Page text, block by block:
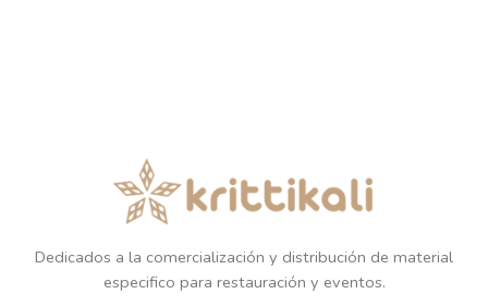
Dedicados a la comercialización y distribución de material
especifico para restauración y eventos.